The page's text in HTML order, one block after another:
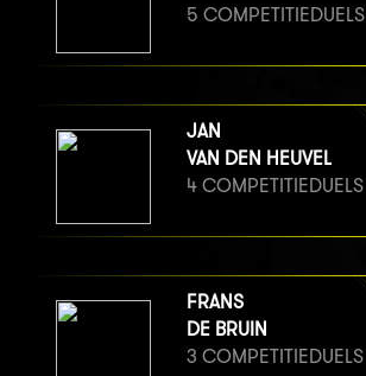
5 COMPETITIEDUELS
JAN
VAN DEN HEUVEL
4 COMPETITIEDUELS
FRANS
DE BRUIN
3 COMPETITIEDUELS